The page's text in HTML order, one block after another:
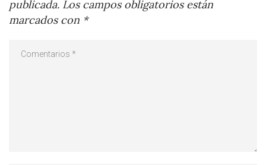
publicada. Los campos obligatorios están
marcados con *